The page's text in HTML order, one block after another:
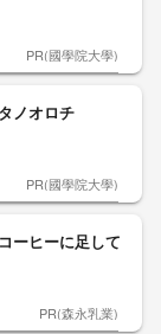
PR(國學院大學)
ノオロチ
PR(國學院大學)
ーヒーに足して
PR(森永乳業)